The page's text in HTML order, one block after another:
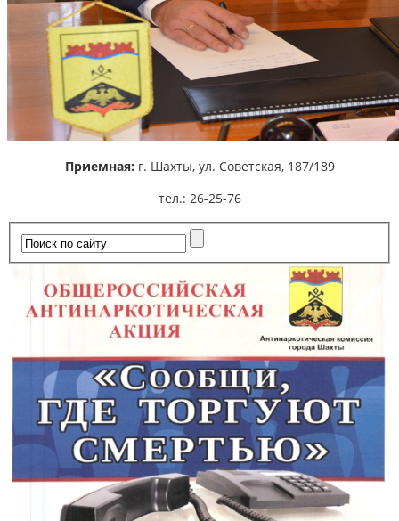
Приемная: г. Шахты, ул. Советская, 187/189
тел.: 26-25-76